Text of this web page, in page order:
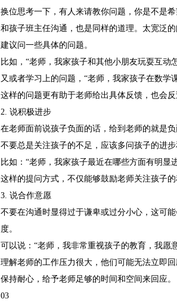
换位思考一下，有人来请教你问题，你是不是
和孩子班主任沟通，也是同样的道理。太宽泛的
建议问一些具体的问题。
比如，“老师，我家孩子和其他小朋友玩耍互动
又或者学习上的问题，“老师，我家孩子在数学
这样的问题更有助于老师给出具体反馈，也会
2. 说积极进步
在老师面前说孩子负面的话，给到老师的就是负
不要总是关注孩子的不足，应该多问孩子的进步
比如：“老师，我家孩子最近在哪些方面有明显
这样的提问方式，不仅能够鼓励老师关注孩子
3. 说合作意愿
不要在沟通时显得过于谦卑或过分小心，这可
度。
可以说：“老师，我非常重视孩子的教育，我愿
理解老师的工作压力很大，他们可能无法立即回
保持耐心，给予老师足够的时间和空间来回应。
03